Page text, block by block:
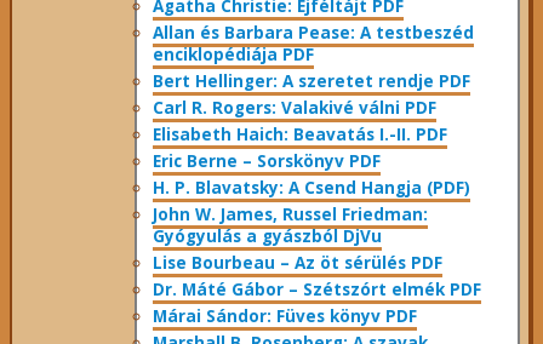
Agatha Christie: Éjféltájt PDF
Allan és Barbara Pease: A testbeszéd
enciklopédiája PDF
Bert Hellinger: A ​szeretet rendje PDF
Carl R. Rogers: Valakivé válni PDF
Elisabeth Haich: Beavatás I.-II. PDF
Eric Berne – Sorskönyv PDF
H. P. Blavatsky: A Csend Hangja (PDF)
John W. James, Russel Friedman:
Gyógyulás a gyászból DjVu
Lise Bourbeau – Az öt sérülés PDF
Dr. Máté Gábor – Szétszórt elmék PDF
Márai Sándor: Füves könyv PDF